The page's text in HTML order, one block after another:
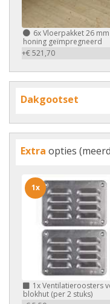
6xVloerpakket 26 mm
honing geïmpregneerd
+€ 521,70
Dakgootset
Extra opties
1xVentilatieroosters
blokhut (per 2 stuks)
1x